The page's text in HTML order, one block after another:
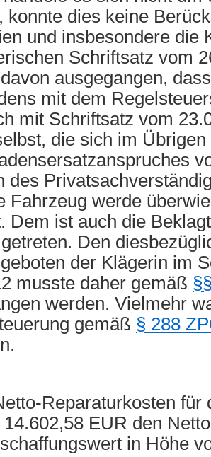
konnte dies keine
und insbesondere die
Schriftsatz vom
ausgegangen,
mit dem
mit Schriftsatz vom
die sich im
des
Fahrzeug werde
Dem ist auch die
Den
der Klägerin im
musste daher gemäß
werden. Vielmehr
gemäß § 288
Reparaturkosten für
EUR den
in Höhe